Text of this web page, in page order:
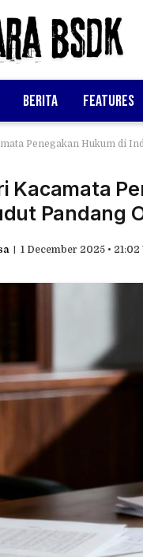
Berita Features
Penegakan Hukum di
Kacamata
Pandang
1 December 2025 • 21:02